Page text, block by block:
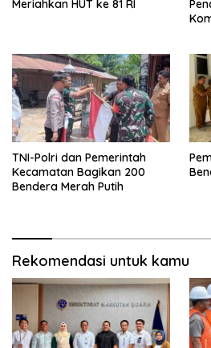
Meriahkan HUT ke 81 RI
TNI-Polri dan Pemerintah
Kecamatan Bagikan 200
Bendera Merah Putih
Rekomendasi untuk kamu